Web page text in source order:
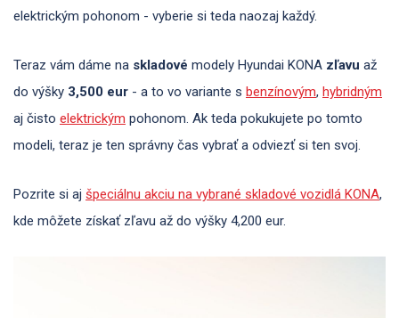
elektrickým pohonom - vyberie si teda naozaj každý.
Teraz vám dáme na skladové modely Hyundai KONA zľavu až
do výšky 3,500 eur - a to vo variante s benzínovým, hybridným
aj čisto elektrickým pohonom. Ak teda pokukujete po tomto
modeli, teraz je ten správny čas vybrať a odviezť si ten svoj.
Pozrite si aj špeciálnu akciu na vybrané skladové vozidlá KONA,
kde môžete získať zľavu až do výšky 4,200 eur.